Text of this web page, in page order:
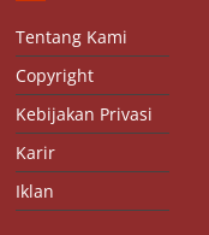
Tentang Kami
Copyright
Kebijakan Privasi
Karir
Iklan